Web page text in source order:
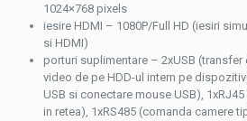
1024×768 pixels
iesire HDMI – 1080P/Full HD (iesiri
si HDMI)
porturi suplimentare – 2xUSB (transfer
video de pe HDD-ul intern pe
USB si conectare mouse USB),
in retea), 1xRS485 (comanda camere